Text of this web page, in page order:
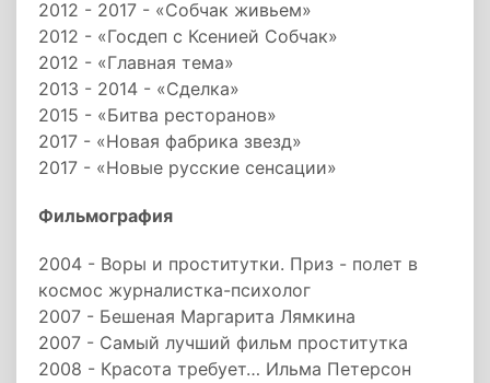
2012 - 2017 - «Собчак живьем»
2012 - «Госдеп с Ксенией Собчак»
2012 - «Главная тема»
2013 - 2014 - «Сделка»
2015 - «Битва ресторанов»
2017 - «Новая фабрика звезд»
2017 - «Новые русские сенсации»
Фильмография
2004 - Воры и проститутки. Приз - полет в
космос журналистка-психолог
2007 - Бешеная Маргарита Лямкина
2007 - Самый лучший фильм проститутка
2008 - Красота требует… Ильма Петерсон